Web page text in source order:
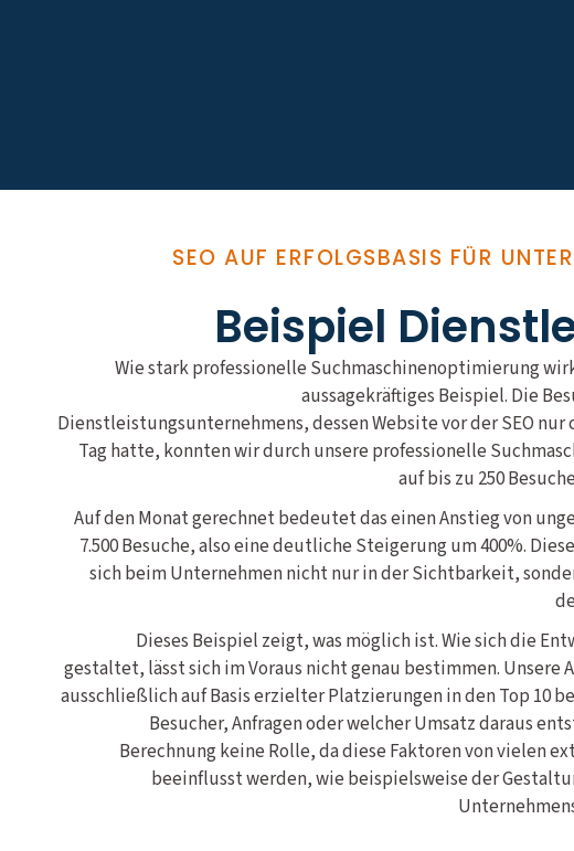
SEO AUF ERFOLGSBASIS FÜR
Beispiel
Wie stark professionelle Suchmaschinenoptimierung
aussagekräftiges Beispiel. Die
Dienstleistungsunternehmens, dessen Website vor der SEO nur
Tag hatte, konnten wir durch unsere professionelle
auf bis zu 250
Auf den Monat gerechnet bedeutet das einen Anstieg von
7.500 Besuche, also eine deutliche Steigerung um 400%.
sich beim Unternehmen nicht nur in der Sichtbarkeit,
Dieses Beispiel zeigt, was möglich ist. Wie sich die
gestaltet, lässt sich im Voraus nicht genau bestimmen. Unsere
ausschließlich auf Basis erzielter Platzierungen in den Top 10
Besucher, Anfragen oder welcher Umsatz daraus
Berechnung keine Rolle, da diese Faktoren von vielen
beeinflusst werden, wie beispielsweise der